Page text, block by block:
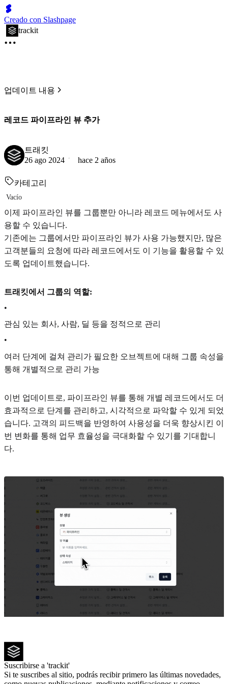
Creado con Slashpage
trackit
업데이트 내용
레코드 파이프라인 뷰 추가
트래킷
26 ago 2024
hace 2 años
카테고리
Vacío
이제 파이프라인 뷰를 그룹뿐만 아니라 레코드 메뉴에서도 사
용할 수 있습니다.
기존에는 그룹에서만 파이프라인 뷰가 사용 가능했지만, 많은
고객분들의 요청에 따라 레코드에서도 이 기능을 활용할 수 있
도록 업데이트했습니다.
트래킷에서 그룹의 역할:
•
관심 있는 회사, 사람, 딜 등을 정적으로 관리
•
여러 단계에 걸쳐 관리가 필요한 오브젝트에 대해 그룹 속성을
통해 개별적으로 관리 가능
이번 업데이트로, 파이프라인 뷰를 통해 개별 레코드에서도 더
효과적으로 단계를 관리하고, 시각적으로 파악할 수 있게 되었
습니다. 고객의 피드백을 반영하여 사용성을 더욱 향상시킨 이
번 변화를 통해 업무 효율성을 극대화할 수 있기를 기대합니
다.
Suscribirse a 'trackit'
Si te suscribes al sitio, podrás recibir primero las últimas novedades,